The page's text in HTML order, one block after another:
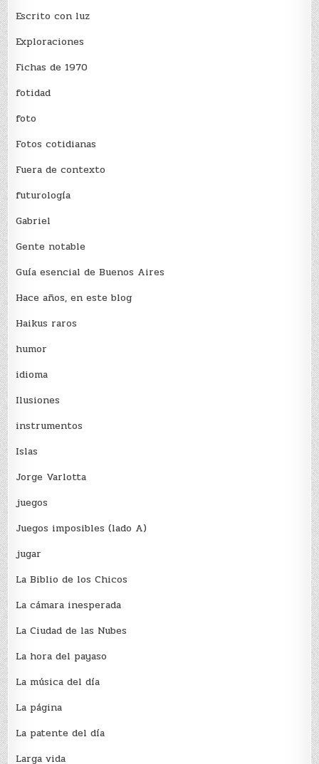
Escrito con luz
Exploraciones
Fichas de 1970
fotidad
foto
Fotos cotidianas
Fuera de contexto
futurología
Gabriel
Gente notable
Guía esencial de Buenos Aires
Hace años, en este blog
Haikus raros
humor
idioma
Ilusiones
instrumentos
Islas
Jorge Varlotta
juegos
Juegos imposibles (lado A)
jugar
La Biblio de los Chicos
La cámara inesperada
La Ciudad de las Nubes
La hora del payaso
La música del día
La página
La patente del día
Larga vida